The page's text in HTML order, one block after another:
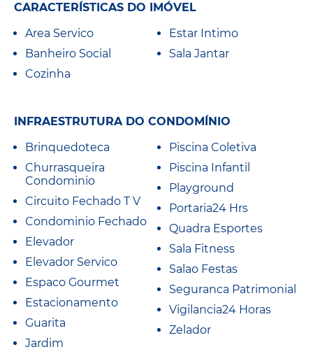
CARACTERÍSTICAS DO IMÓVEL
Area Servico
Banheiro Social
Cozinha
Estar Intimo
Sala Jantar
INFRAESTRUTURA DO CONDOMÍNIO
Brinquedoteca
Churrasqueira
Condominio
Circuito Fechado T V
Condominio Fechado
Elevador
Elevador Servico
Espaco Gourmet
Estacionamento
Guarita
Jardim
Piscina Coletiva
Piscina Infantil
Playground
Portaria24 Hrs
Quadra Esportes
Sala Fitness
Salao Festas
Seguranca Patrimonial
Vigilancia24 Horas
Zelador